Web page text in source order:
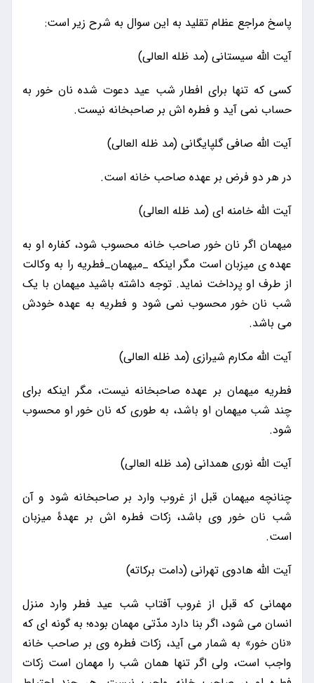
پاسخ مراجع عظام تقلید به این سوال به شرح زیر است:
آیت الله سیستانی (مد ظله العالی)
کسی که تنها برای افطار شب عید دعوت شده نان خور به
حساب نمی آید و فطره اش بر صاحبخانه نیست.
آیت الله صافی گلپایگانی (مد ظله العالی)
در هر دو فرض بر عهده صاحب خانه است.
آیت الله خامنه ای (مد ظله العالی)
میهمان اگر نان خور صاحب خانه محسوب شود، کفاره او به
عهده ی میزبان است مگر اینکه _میهمان_فطریه را به وکالت
از طرف او پرداخت نماید. توجه داشته باشید میهمان با یک
شب نان خور محسوب نمی شود و فطریه به عهده خودش
می باشد.
آیت الله مکارم شیرازی (مد ظله العالی)
فطریه میهمان بر عهده صاحبخانه نیست، مگر اینکه برای
چند شب میهمان او باشد، به طوری که نان خور او محسوب
شود.
آیت الله نوری همدانی (مد ظله العالی)
چنانچه میهمان قبل از غروب وارد بر صاحبخانه شود و آن
شب نان خور وی باشد، زکات فطره اش بر عهدۀ میزبان
است.
آیت الله هادوی تهرانی (دامت برکاته)
مهمانی که قبل از غروب آفتاب شب عید فطر وارد منزل
انسان می شود، اگر بنا دارد مدّتی مهمان بوده؛ به گونه‌ ای که
«نان‌ خور» به شمار می‌ آید، زکات فطره وی بر صاحب خانه
واجب است، ولی اگر تنها همان شب را مهمان است زکات